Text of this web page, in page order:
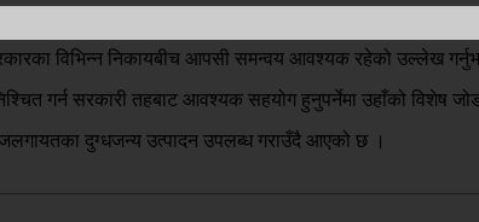
व्यावसायिक सुदृढीकरणका लागि डिडीसीका उत्पादनको प्रयोग र
विभिन्न निकायबीच आपसी समन्वय आवश्यक रहेको उल्लेख
गर्न सरकारी तहबाट आवश्यक सहयोग हुनुपर्नेमा उहाँको विशेष
दुग्धजन्य उत्पादन उपलब्ध गराउँदै आएको छ ।